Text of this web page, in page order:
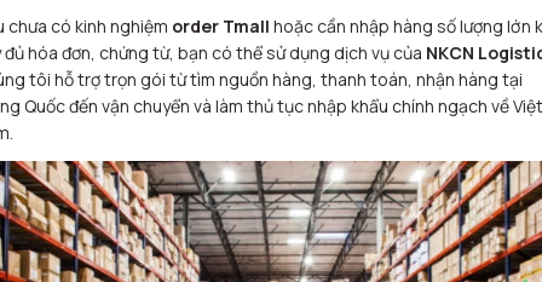
chưa có kinh nghiệm order Tmall hoặc cần nhập hàng số lượng lớn
đủ hóa đơn, chứng từ, bạn có thể sử dụng dịch vụ của NKCN
tôi hỗ trợ trọn gói từ tìm nguồn hàng, thanh toán, nhận hàng tại
Quốc đến vận chuyển và làm thủ tục nhập khẩu chính ngạch về Việt